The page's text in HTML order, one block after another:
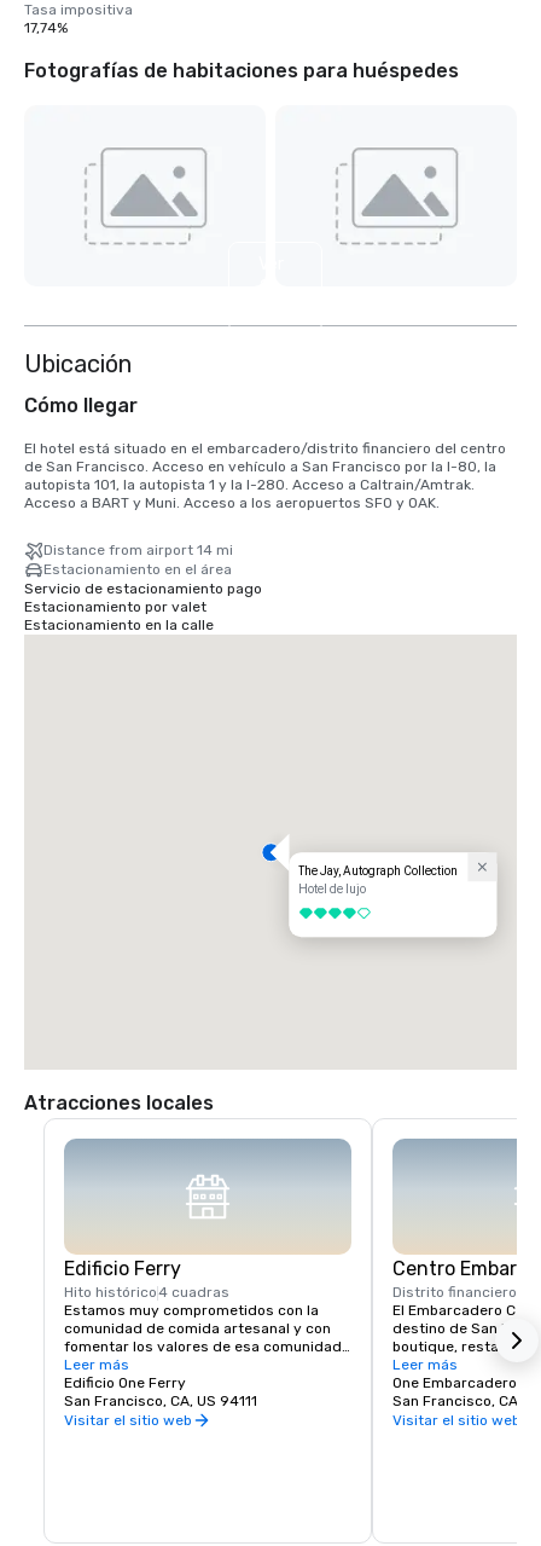
Tasa impositiva
17,74%
Fotografías de habitaciones para huéspedes
Ubicación
Cómo llegar
El hotel está situado en el embarcadero/distrito financiero del centro
de San Francisco. Acceso en vehículo a San Francisco por la I-80, la
autopista 101, la autopista 1 y la I-280. Acceso a Caltrain/Amtrak.
Acceso a BART y Muni. Acceso a los aeropuertos SFO y OAK.
Distance from airport 14 mi
Estacionamiento en el área
Servicio de estacionamiento pago
Estacionamiento por valet
Estacionamiento en la calle
The Jay, Autograph Collection
Hotel de lujo
4 de 5
Atracciones locales
Edificio Ferry
Hito histórico4 cuadras
Estamos muy comprometidos con la
comunidad de comida artesanal y con
fomentar los valores de esa comunidad
aquí en el Ferry Building. Imaginamos el
Ferry Building Marketplace como una
reunión vibrante de agricultores locales,
productores artesanales y empresas de
Leer más
Edificio One Ferry
San Francisco, CA, US 94111
Visitar el sitio web
Centro
Distrito financiero
El Embarcadero
destino de San
boutique,
eventos locales
aquí, asegúrese de
numerosas
de cine
Leer más
One Embarcadero
San Francisco, CA,
Visitar el sitio web